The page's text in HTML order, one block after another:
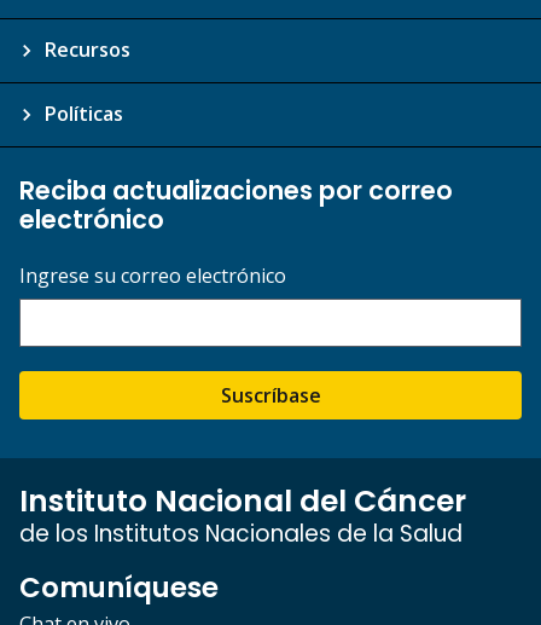
Recursos
Políticas
Reciba actualizaciones por correo
electrónico
Ingrese su correo electrónico
Suscríbase
Instituto Nacional del Cáncer
de los Institutos Nacionales de la Salud
Comuníquese